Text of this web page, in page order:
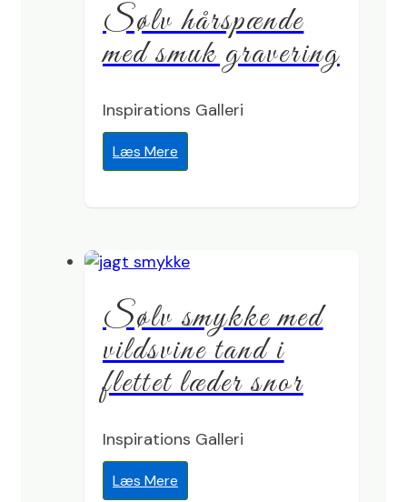
Sølv hårspænde
med smuk gravering
Inspirations Galleri
Læs Mere
Sølv smykke med
vildsvine tand i
flettet læder snor
Inspirations Galleri
Læs Mere